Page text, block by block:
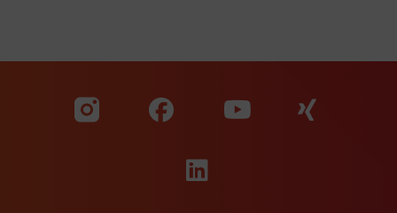
Zu unserer Facebook
Zu
Zu unserer